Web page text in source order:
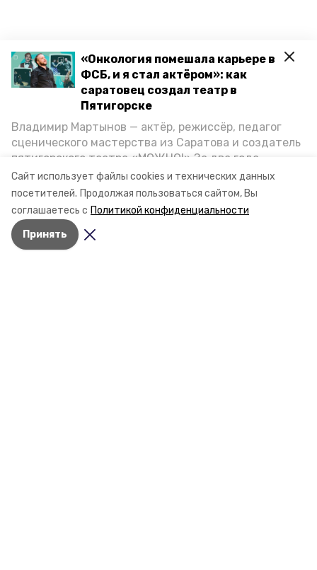
Сайт использует файлы cookies и технических данных
посетителей. Продолжая пользоваться сайтом, Вы
соглашаетесь с Политикой конфиденциальности
Принять
«Онкология помешала карьере в
ФСБ, и я стал актёром»: как
саратовец создал театр в
Пятигорске
Владимир Мартынов — актёр, режиссёр, педагог
сценического мастерства из Саратова и создатель
пятигорского театра «МОЖНО!» За два года
существования театр выпустил восемь спектаклей,
впереди — новые премьеры. О том, как стал
артистом, попал в Пятигорск и собрал труппу,
режиссёр рассказал корреспонденту «Портала
Пятигорска».